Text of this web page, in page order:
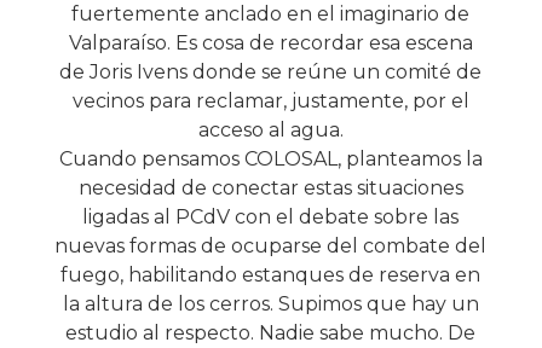
fuertemente anclado en el imaginario de
Valparaíso. Es cosa de recordar esa escena
de Joris Ivens donde se reúne un comité de
vecinos para reclamar, justamente, por el
acceso al agua.
Cuando pensamos COLOSAL, planteamos la
necesidad de conectar estas situaciones
ligadas al PCdV con el debate sobre las
nuevas formas de ocuparse del combate del
fuego, habilitando estanques de reserva en
la altura de los cerros. Supimos que hay un
estudio al respecto. Nadie sabe mucho. De